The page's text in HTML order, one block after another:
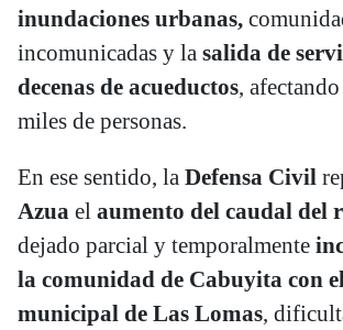
inundaciones urbanas,
incomunicadas y la salida de
decenas de acueductos,
miles de personas.
En ese sentido, la Defensa Civil
Azua el aumento del caudal del
dejado parcial y temporalmente
la comunidad de Cabuyita con
municipal de Las Lomas,